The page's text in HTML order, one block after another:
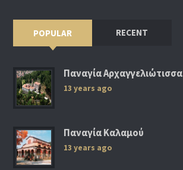
POPULAR RECENT
Παναγία Αρχαγγελιώτισσα
13 years ago
Παναγία Καλαμού
13 years ago